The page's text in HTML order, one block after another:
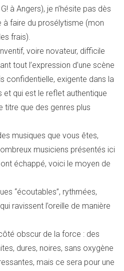
à Angers), je n’hésite pas dès
à faire du prosélytisme (mon
frais).
voire novateur, difficile
tout l’expression d’une scène
confidentielle, exigente dans la
qui est le reflet authentique
titre que des genres plus
musiques que vous êtes,
musiciens présentés ici
échappé, voici le moyen de
“écoutables”, rythmées,
ravissent l’oreille de manière
obscur de la force : des
dures, noires, sans oxygène
mais ce sera pour une